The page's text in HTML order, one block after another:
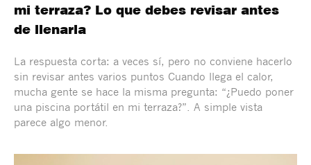
mi terraza? Lo que debes revisar antes
de llenarla
La respuesta corta: a veces sí, pero no conviene hacerlo
sin revisar antes varios puntos Cuando llega el calor,
mucha gente se hace la misma pregunta: “¿Puedo poner
una piscina portátil en mi terraza?”. A simple vista
parece algo menor.